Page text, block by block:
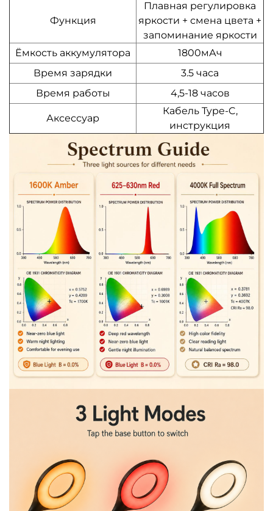
Функция
Плавная регулировка
яркости + смена цвета +
запоминание яркости
Ёмкость аккумулятора
1800мАч
Время зарядки
3.5 часа
Время работы
4,5-18 часов
Аксессуар
Кабель Type-C,
инструкция